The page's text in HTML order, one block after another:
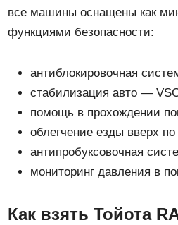
все машины оснащены как
функциями безопасности:
антиблокировочная
стабилизация авто —
помощь в прохождении
облегчение езды вверх
антипробуксовочная
мониторинг давления в
Как взять Тойота